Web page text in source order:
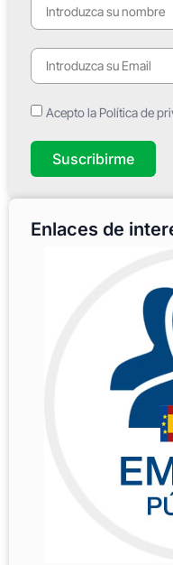
Acepto la Política de
Suscribirme
Enlaces de